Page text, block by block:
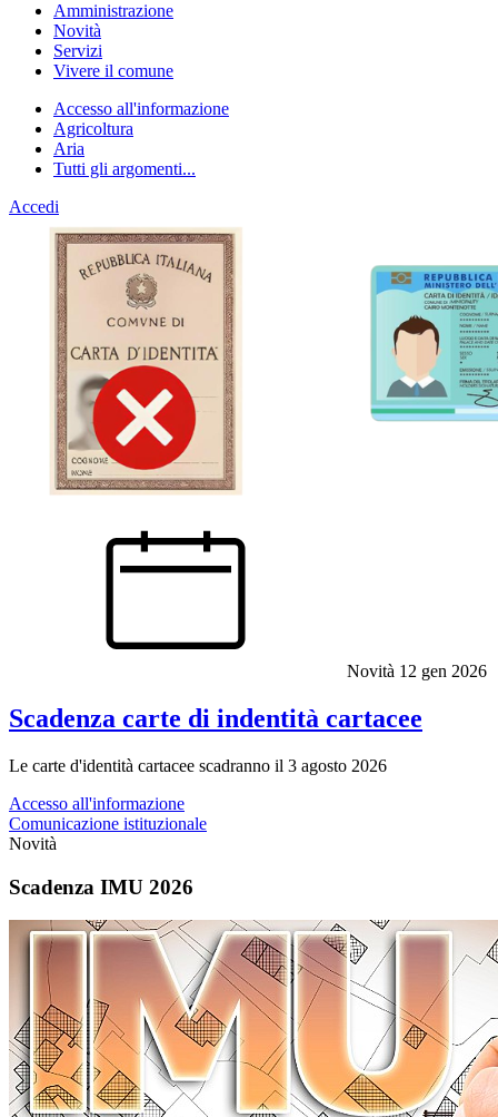
Amministrazione
Novità
Servizi
Vivere il comune
Accesso all'informazione
Agricoltura
Aria
Tutti gli argomenti...
Accedi
Homepage
Novità 12 gen 2026
Scadenza carte di indentità cartacee
Le carte d'identità cartacee scadranno il 3 agosto 2026
Accesso all'informazione
Comunicazione istituzionale
Novità
Scadenza IMU 2026